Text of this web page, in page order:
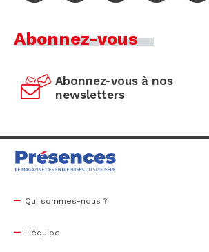
Abonnez-vous
Abonnez-vous à nos
newsletters
Qui sommes-nous ?
L'équipe